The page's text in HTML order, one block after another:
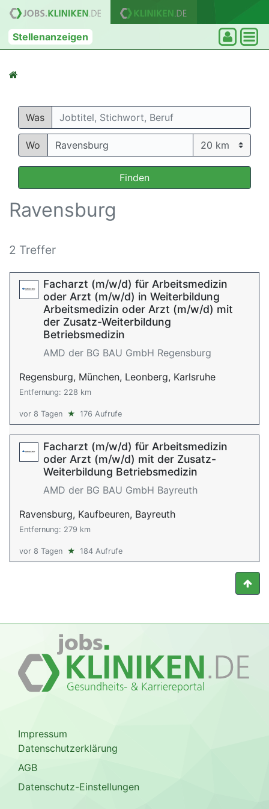
Stellenanzeigen
Was
Wo
Finden
Ravensburg
2 Treffer
Facharzt (m/w/d) für Arbeitsmedizin
oder Arzt (m/w/d) in Weiterbildung
Arbeitsmedizin oder Arzt (m/w/d) mit
der Zusatz-Weiterbildung
Betriebsmedizin
AMD der BG BAU GmbH Regensburg
Regensburg, München, Leonberg, Karlsruhe
Entfernung: 228 km
vor 8 Tagen ★ 176 Aufrufe
Facharzt (m/w/d) für Arbeitsmedizin
oder Arzt (m/w/d) mit der Zusatz-
Weiterbildung Betriebsmedizin
AMD der BG BAU GmbH Bayreuth
Ravensburg, Kaufbeuren, Bayreuth
Entfernung: 279 km
vor 8 Tagen ★ 184 Aufrufe
Impressum
Datenschutzerklärung
AGB
Datenschutz-Einstellungen